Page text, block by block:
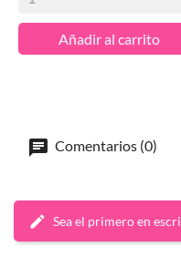
Añadir al carrito
Comentarios (0)
Sea el primero en